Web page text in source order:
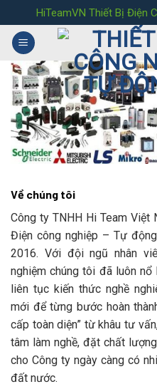
to
content
HiTeamVN Thiết Bị Điện
Về chúng tôi
Công ty TNHH Hi Team Việt
Điện công nghiệp – Tự
2016. Với đội ngũ nhân
nghiệm chúng tôi đã luôn
liên tục kiến thức nghề
mới để từng bước hoàn
cấp toàn diện” từ khâu tư
tâm làm nghề, đặt chất
cho Công ty ngày càng có
đất nước.